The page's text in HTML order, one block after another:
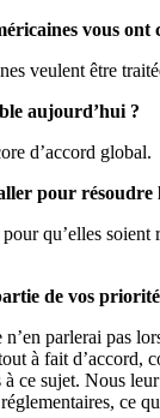
vous
veulent être
aujourd’hui ?
d’accord global.
pour résoudre
qu’elles soient
de vos
parlerai pas
à fait d’accord,
ce sujet. Nous
ce